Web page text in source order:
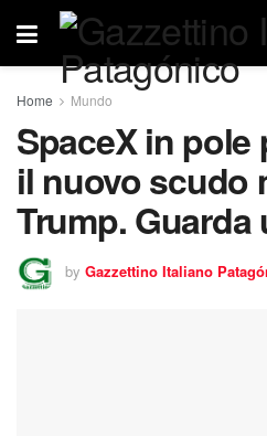
Home Mundo
SpaceX in
il nuovo scudo
Trump. Guarda
by Gazzettino Italiano